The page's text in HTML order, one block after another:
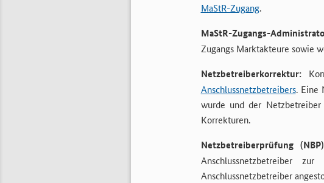
MaStR-Zugang.
MaStR-Zugangs-
Zugangs Marktakteure sowie
Netzbetreiberkorrektur:
Anschlussnetzbetreibers. Eine
wurde und der
Korrekturen.
Netzbetreiberprüfung
Anschlussnetzbetreiber
Anschlussnetzbetreiber